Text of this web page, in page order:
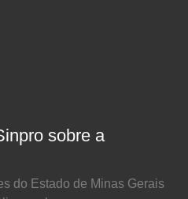
sobre a
do Estado de Minas Gerais